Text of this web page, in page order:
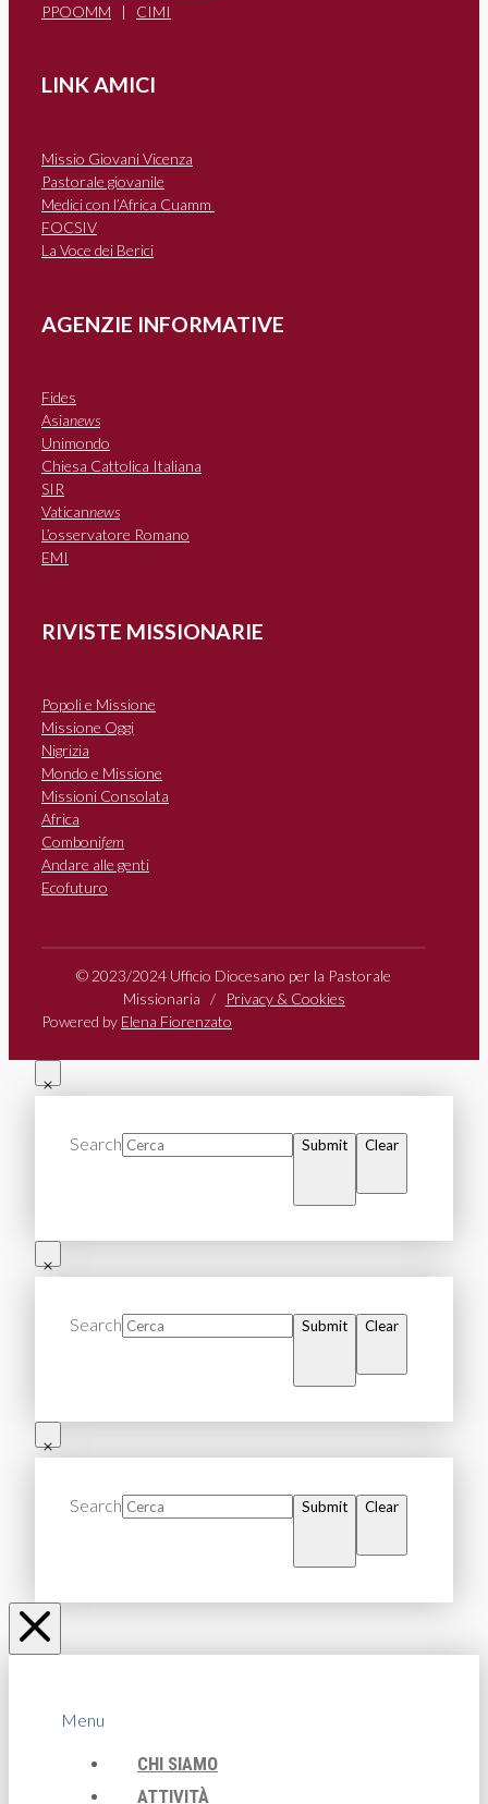
PPOOMM | CIMI
LINK AMICI
Missio Giovani Vicenza
Pastorale giovanile
Medici con l’Africa Cuamm
FOCSIV
La Voce dei Berici
AGENZIE INFORMATIVE
Fides
Asianews
Unimondo
Chiesa Cattolica Italiana
SIR
Vaticannews
L’osservatore Romano
EMI
RIVISTE MISSIONARIE
Popoli e Missione
Missione Oggi
Nigrizia
Mondo e Missione
Missioni Consolata
Africa
Combonifem
Andare alle genti
Ecofuturo
© 2023/2024 Ufficio Diocesano per la Pastorale
Missionaria /
Privacy & Cookies
Powered by Elena Fiorenzato
Search Submit Clear
Search Submit Clear
Search Submit Clear
Menu
CHI SIAMO
ATTIVITÀ